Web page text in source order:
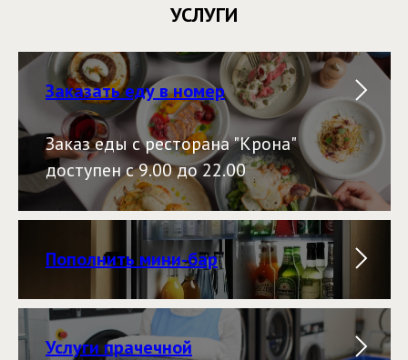
УСЛУГИ
Заказать еду в номер
Заказ еды с ресторана "Крона"
доступен с 9.00 до 22.00
Пополнить мини-бар
Услуги прачечной